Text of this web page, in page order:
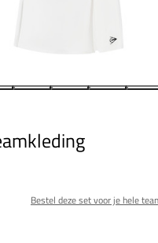
Bestel deze set voor je hele